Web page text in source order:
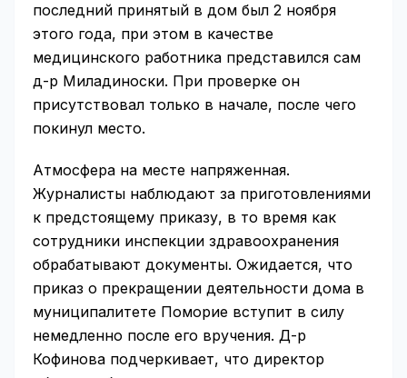
последний принятый в дом был 2 ноября
этого года, при этом в качестве
медицинского работника представился сам
д-р Миладиноски. При проверке он
присутствовал только в начале, после чего
покинул место.
Атмосфера на месте напряженная.
Журналисты наблюдают за приготовлениями
к предстоящему приказу, в то время как
сотрудники инспекции здравоохранения
обрабатывают документы. Ожидается, что
приказ о прекращении деятельности дома в
муниципалитете Поморие вступит в силу
немедленно после его вручения. Д-р
Кофинова подчеркивает, что директор